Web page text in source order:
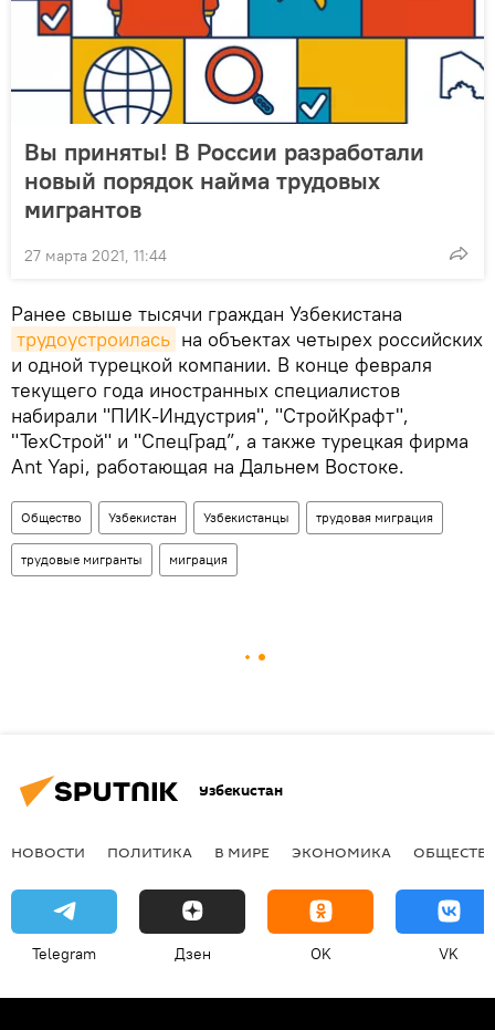
Вы приняты! В России разработали
новый порядок найма трудовых
мигрантов
27 марта 2021, 11:44
Ранее свыше тысячи граждан Узбекистана
трудоустроилась на объектах четырех российских
и одной турецкой компании. В конце февраля
текущего года иностранных специалистов
набирали "ПИК-Индустрия", "СтройКрафт",
"ТехСтрой" и "СпецГрад”, а также турецкая фирма
Ant Yapi, работающая на Дальнем Востоке.
Общество Узбекистан Узбекистанцы трудовая миграция
трудовые мигранты миграция
Узбекистан
НОВОСТИ ПОЛИТИКА В МИРЕ ЭКОНОМИКА
Telegram Дзен OK VK